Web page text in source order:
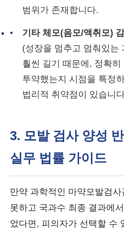
범위가 존재합니다.
▪ 기타 체모(음모/액취모)
(성장을 멈추고 멈춰있는
훨씬 길기 때문에, 정확히
투약했는지 시점을 특정
법리적 취약점이 있습니
3. 모발 검사 양성
실무 법률 가이드
만약 과학적인 마약모발검사
못하고 국과수 최종 결과에
었다면, 피의자가 선택할 수